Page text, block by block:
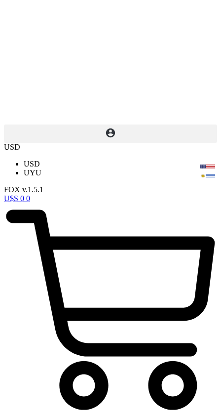
USD
USD
UYU
FOX v.1.5.1
U$S 0 0